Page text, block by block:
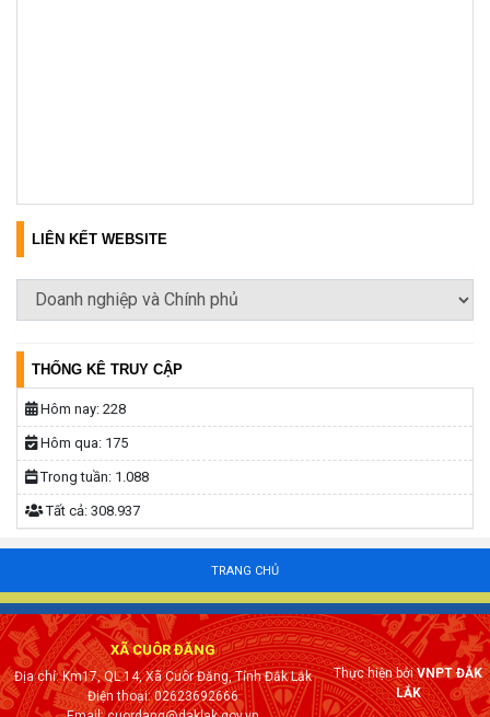
LIÊN KẾT WEBSITE
THỐNG KÊ TRUY CẬP
Hôm nay: 228
Hôm qua: 175
Trong tuần: 1.088
Tất cả: 308.937
TRANG CHỦ
XÃ CUÔR ĐĂNG
Địa chỉ: Km17, QL 14, Xã Cuôr Đăng, Tỉnh Đắk Lắk
Điện thoại: 02623692666
Thực hiện bởiVNPT ĐẮK
LẮK